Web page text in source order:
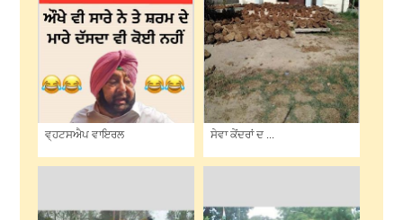
ਵ੍ਹਟਸਐਪ ਵਾਇਰਲ ਸੇਵਾ ਕੇਂਦਰਾਂ ਦ ...